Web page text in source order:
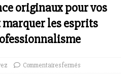
originaux pour vos
les esprits
Commentaires fermés